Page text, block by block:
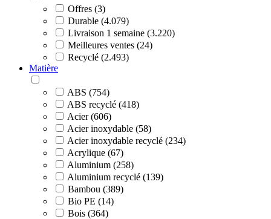
Offres (3)
Durable (4.079)
Livraison 1 semaine (3.220)
Meilleures ventes (24)
Recyclé (2.493)
Matière
ABS (754)
ABS recyclé (418)
Acier (606)
Acier inoxydable (58)
Acier inoxydable recyclé (234)
Acrylique (67)
Aluminium (258)
Aluminium recyclé (139)
Bambou (389)
Bio PE (14)
Bois (364)